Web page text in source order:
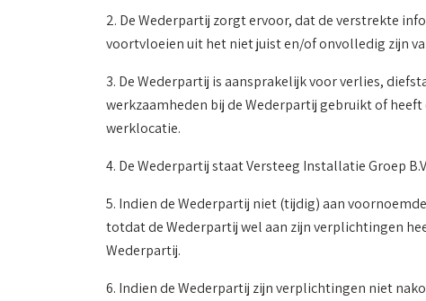
2. De Wederpartij zorgt ervoor, dat de verstrekte
voortvloeien uit het niet juist en/of onvolledig zijn
3. De Wederpartij is aansprakelijk voor verlies,
werkzaamheden bij de Wederpartij gebruikt of
werklocatie.
4. De Wederpartij staat Versteeg Installatie Groep
5. Indien de Wederpartij niet (tijdig) aan
totdat de Wederpartij wel aan zijn verplichtingen
Wederpartij.
6. Indien de Wederpartij zijn verplichtingen niet